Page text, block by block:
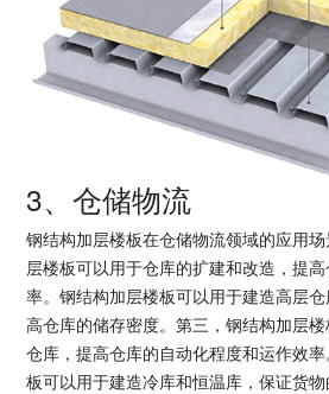
3、仓储物流
钢结构加层楼板在仓储物流领域的应用
层楼板可以用于仓库的扩建和改造，提
率。钢结构加层楼板可以用于建造高层
高仓库的储存密度。第三，钢结构加层
仓库，提高仓库的自动化程度和运作效
板可以用于建造冷库和恒温库，保证货